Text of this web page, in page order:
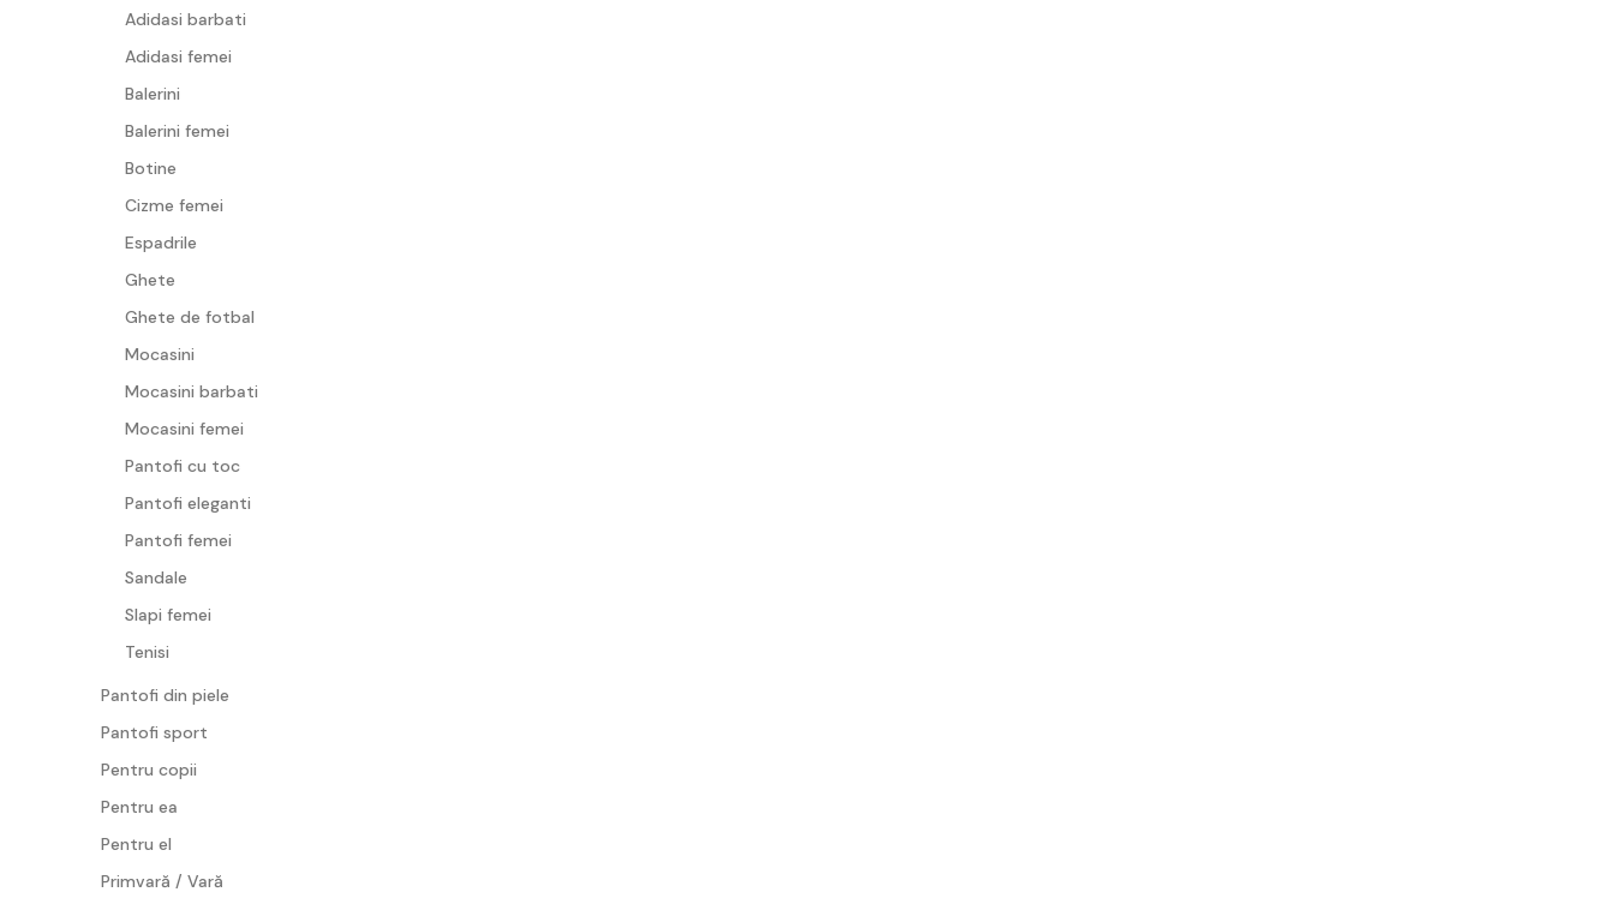
Adidasi barbati
Adidasi femei
Balerini
Balerini femei
Botine
Cizme femei
Espadrile
Ghete
Ghete de fotbal
Mocasini
Mocasini barbati
Mocasini femei
Pantofi cu toc
Pantofi eleganti
Pantofi femei
Sandale
Slapi femei
Tenisi
Pantofi din piele
Pantofi sport
Pentru copii
Pentru ea
Pentru el
Primvară / Vară